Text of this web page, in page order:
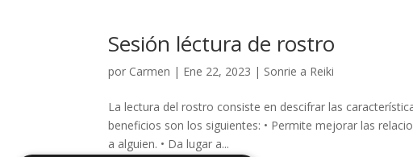
Sesión léctura de rostro
por Carmen | Ene 22, 2023 | Sonrie a Reiki
La lectura del rostro consiste en descifrar las
beneficios son los siguientes: • Permite mejorar las
a alguien. • Da lugar a...